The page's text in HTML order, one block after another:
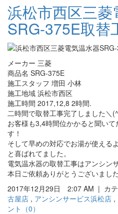
浜松市西区三菱
SRG-375E取替
メーカー 三菱
商品名 SRG-375E
施工スタッフ 増田 小林
施工地域 浜松市西区
施工時間 2017,12,8 2時間.
二時間で取替工事完了しました＼
お客様も3,4時間位かかると聞い
す！
そして早めの対応でお湯が使える
と喜ばれてました。
電気温水器の取替工事はアンシン
本日ご依頼ありがとうございまし
2017年12月29日 2:07 AM | カテ
古屋店 , アンシンサービス浜松店 ,
ント（0）